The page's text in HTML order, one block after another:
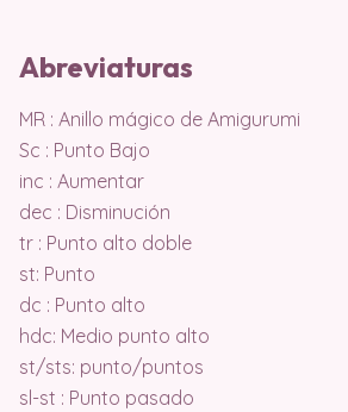
Abreviaturas
MR : Anillo mágico de Amigurumi
Sc : Punto Bajo
inc : Aumentar
dec : Disminución
tr : Punto alto doble
st: Punto
dc : Punto alto
hdc: Medio punto alto
st/sts: punto/puntos
sl-st : Punto pasado